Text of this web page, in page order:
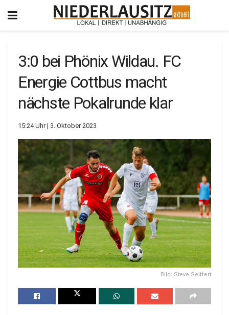
3:0 bei Phönix Wildau. FC
Energie Cottbus macht
nächste Pokalrunde klar
15:24 Uhr | 3. Oktober 2023
Bild: Steve Seiffert